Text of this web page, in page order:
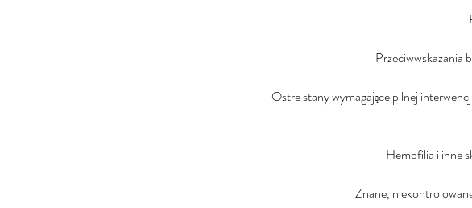
Przeciwwskazania
Ostre stany wymagające pilnej
Hemofilia i inne
Znane,